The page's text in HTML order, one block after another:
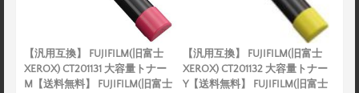
【汎用互換】 FUJIFILM(旧富士
XEROX) CT201131 大容量トナー
M【送料無料】 FUJIFILM(旧富士
【汎用互換】 FUJIFILM(旧富士
XEROX) CT201132 大容量トナー
Y【送料無料】 FUJIFILM(旧富士